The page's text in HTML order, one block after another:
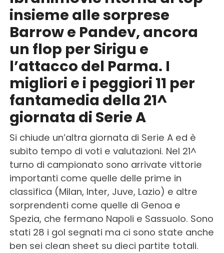
insieme alle sorprese
Barrow e Pandev, ancora
un flop per Sirigu e
l’attacco del Parma. I
migliori e i peggiori 11 per
fantamedia della 21^
giornata di Serie A
Si chiude un’altra giornata di Serie A ed è
subito tempo di voti e valutazioni. Nel 21^
turno di campionato sono arrivate vittorie
importanti come quelle delle prime in
classifica (Milan, Inter, Juve, Lazio) e altre
sorprendenti come quelle di Genoa e
Spezia, che fermano Napoli e Sassuolo. Sono
stati 28 i gol segnati ma ci sono state anche
ben sei clean sheet su dieci partite totali.